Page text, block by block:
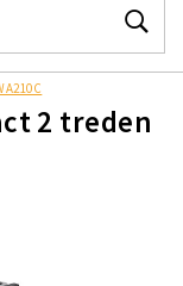
2 treden